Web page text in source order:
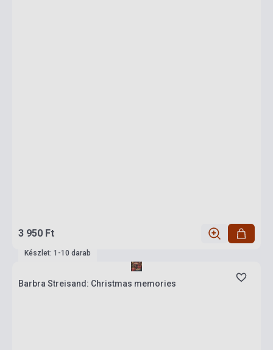
3 950 Ft
Készlet: 1-10 darab
Barbra Streisand: Christmas memories